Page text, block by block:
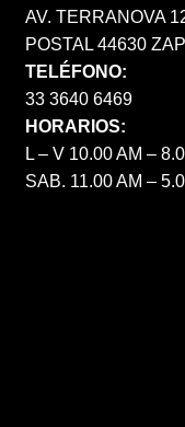
AV. TERRANOVA
POSTAL 44630
TELÉFONO:
33 3640 6469
HORARIOS:
L – V 10.00 AM –
SAB. 11.00 AM –